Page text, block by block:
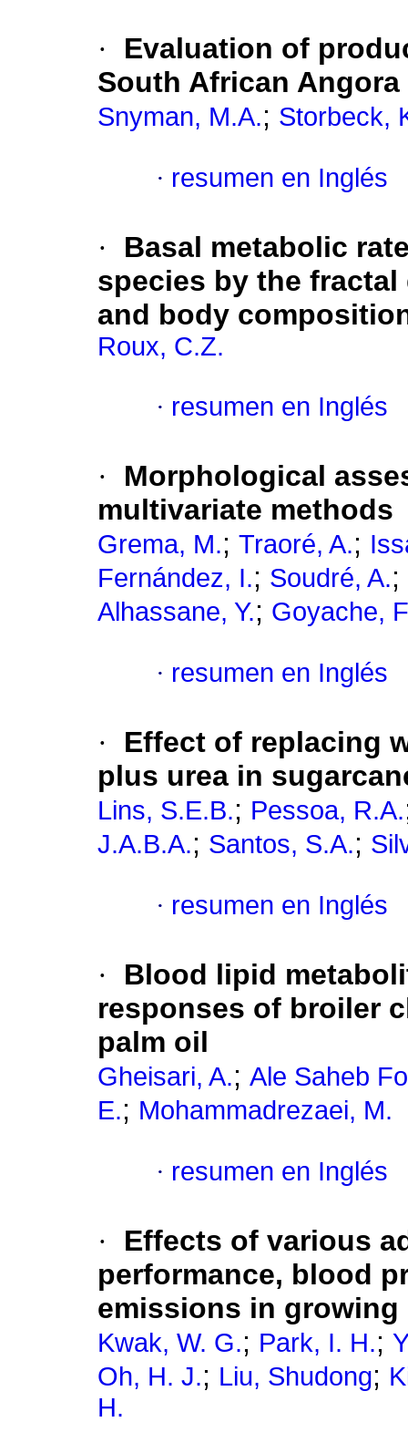
·
Evaluation of
South African
Snyman, M.A.; Storbeck,
· resumen en Inglés
·
Basal metabolic
species by the
and body
Roux, C.Z.
· resumen en Inglés
·
Morphological
multivariate methods
Grema, M.; Traoré, A.;
Fernández, I.; Soudré, A.;
Alhassane, Y.; Goyache,
· resumen en Inglés
·
Effect of replacing
plus urea in
Lins, S.E.B.; Pessoa, R.A.
J.A.B.A.; Santos, S.A.;
· resumen en Inglés
·
Blood lipid
responses of broiler
palm oil
Gheisari, A.; Ale Saheb
E.; Mohammadrezaei, M.
· resumen en Inglés
·
Effects of various
performance, blood
emissions in growing
Kwak, W. G.; Park, I. H.;
Oh, H. J.; Liu, Shudong;
H.